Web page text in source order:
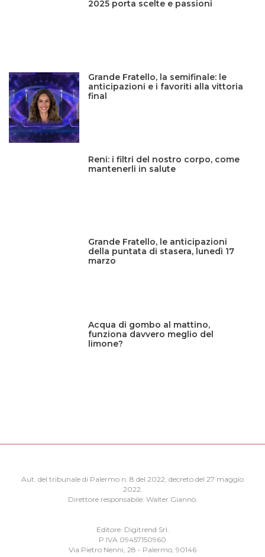
2025 porta scelte e passioni
Grande Fratello, la semifinale: le
anticipazioni e i favoriti alla vittoria
final
Reni: i filtri del nostro corpo, come
mantenerli in salute
Grande Fratello, le anticipazioni
della puntata di stasera, lunedì 17
marzo
Acqua di gombo al mattino,
funziona davvero meglio del
limone?
Aut. del tribunale di Palermo n. 8 del 2022, decreto del 27 maggio
2022.
Direttore responsabile: Walter Giannò.
Editore: Digitrend Srl.
P.IVA 09457150960
Via Pietro Nenni, 28 - Palermo, 90146